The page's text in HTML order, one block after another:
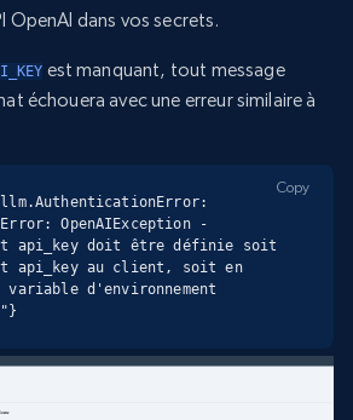
OpenAI dans vos secrets.
est manquant, tout message
échouera avec une erreur similaire à
OpenAIException -
api_key doit être définie soit
api_key au client, soit en
d'environnement
Copy